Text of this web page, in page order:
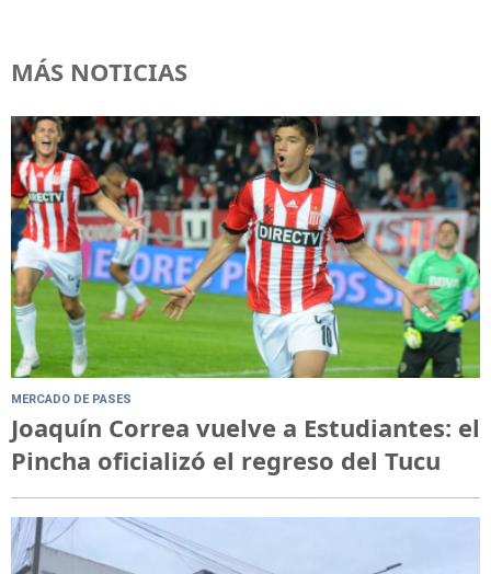
MÁS NOTICIAS
MERCADO DE PASES
Joaquín Correa vuelve a Estudiantes: el
Pincha oficializó el regreso del Tucu